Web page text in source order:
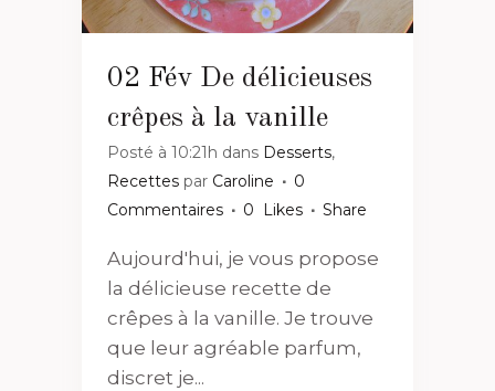
02 Fév De délicieuses
crêpes à la vanille
Posté à 10:21h dans Desserts,
Recettes par Caroline
0
Commentaires
0 Likes Share
Aujourd'hui, je vous propose
la délicieuse recette de
crêpes à la vanille. Je trouve
que leur agréable parfum,
discret je...